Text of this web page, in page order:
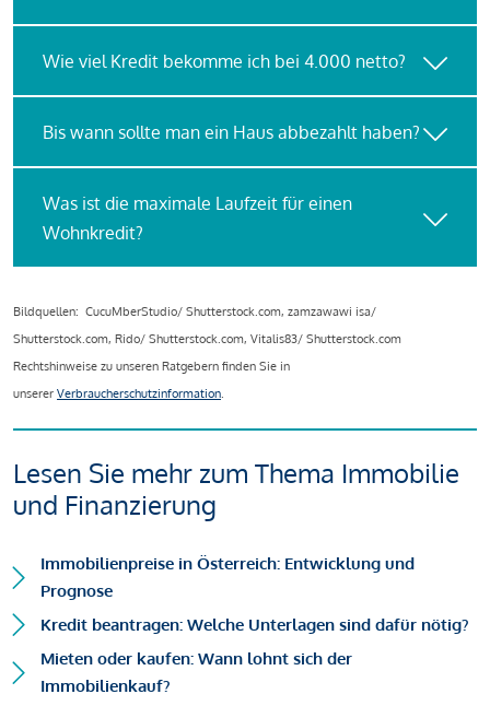
Wie viel Kredit bekomme ich bei 4.000 netto?
Bis wann sollte man ein Haus abbezahlt haben?
Was ist die maximale Laufzeit für einen
Wohnkredit?
Bildquellen: CucuMberStudio/ Shutterstock.com, zamzawawi isa/
Shutterstock.com, Rido/ Shutterstock.com, Vitalis83/ Shutterstock.com
Rechtshinweise zu unseren Ratgebern finden Sie in
unserer Verbraucherschutzinformation.
Lesen Sie mehr zum Thema Immobilie
und Finanzierung
Immobilienpreise in Österreich: Entwicklung und
Prognose
Kredit beantragen: Welche Unterlagen sind dafür nötig?
Mieten oder kaufen: Wann lohnt sich der
Immobilienkauf?